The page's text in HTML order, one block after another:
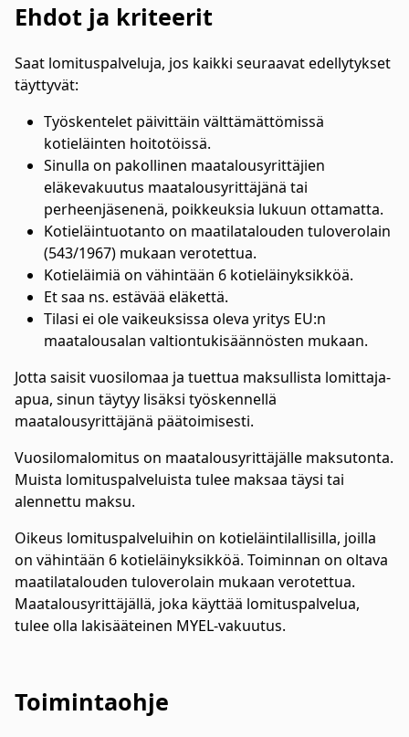
Ehdot ja kriteerit
Saat lomituspalveluja, jos kaikki seuraavat edellytykset
täyttyvät:
Työskentelet päivittäin välttämättömissä
kotieläinten hoitotöissä.
Sinulla on pakollinen maatalousyrittäjien
eläkevakuutus maatalousyrittäjänä tai
perheenjäsenenä, poikkeuksia lukuun ottamatta.
Kotieläintuotanto on maatilatalouden tuloverolain
(543/1967) mukaan verotettua.
Kotieläimiä on vähintään 6 kotieläinyksikköä.
Et saa ns. estävää eläkettä.
Tilasi ei ole vaikeuksissa oleva yritys EU:n
maatalousalan valtiontukisäännösten mukaan.
Jotta saisit vuosilomaa ja tuettua maksullista lomittaja-
apua, sinun täytyy lisäksi työskennellä
maatalousyrittäjänä päätoimisesti.
Vuosilomalomitus on maatalousyrittäjälle maksutonta.
Muista lomituspalveluista tulee maksaa täysi tai
alennettu maksu.
Oikeus lomituspalveluihin on kotieläintilallisilla, joilla
on vähintään 6 kotieläinyksikköä. Toiminnan on oltava
maatilatalouden tuloverolain mukaan verotettua.
Maatalousyrittäjällä, joka käyttää lomituspalvelua,
tulee olla lakisääteinen MYEL-vakuutus.
Toimintaohje